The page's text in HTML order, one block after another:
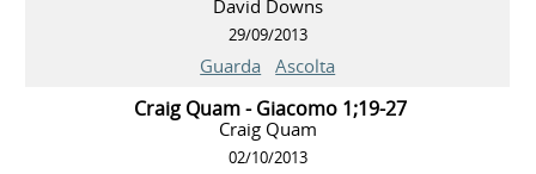
David Downs
29/09/2013
Guarda Ascolta
Craig Quam - Giacomo 1;19-27
Craig Quam
02/10/2013